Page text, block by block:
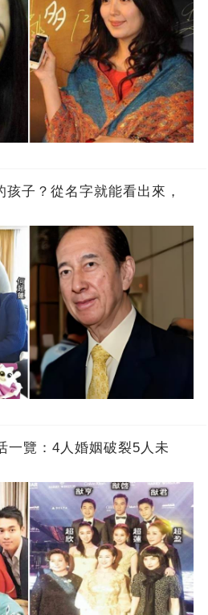
子？從名字就能看出來，
一覽：4人婚姻破裂5人未